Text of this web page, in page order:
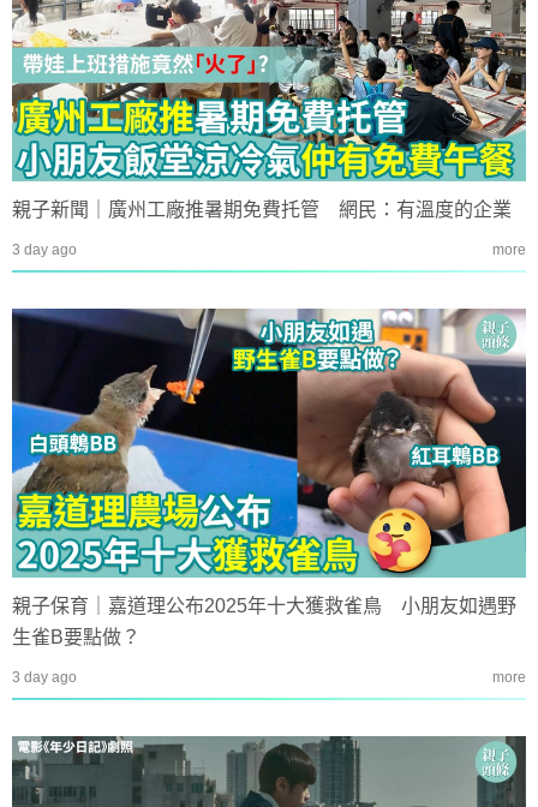
親子新聞｜廣州工廠推暑期免費托管 網民：有溫度的企業
3 day ago more
親子保育｜嘉道理公布2025年十大獲救雀鳥 小朋友如遇野
生雀B要點做？
3 day ago more